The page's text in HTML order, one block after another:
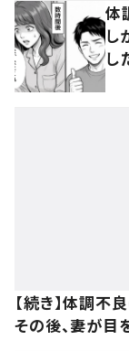
体
し
し
【続き】体調不
その後、妻が目